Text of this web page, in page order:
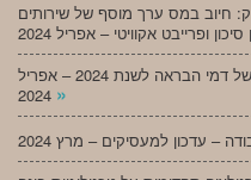
חיוב במס ערך מוסף של שירותים
מעו”דכן יחסי עבודה – הקפאה והפחתה של דמי הבראה לשנת 2024 – אפריל
»